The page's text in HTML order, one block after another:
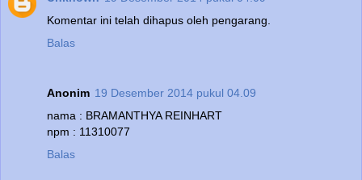
Komentar ini telah dihapus oleh pengarang.
Balas
Anonim 19 Desember 2014 pukul 04.09
nama : BRAMANTHYA REINHART
npm : 11310077
Balas